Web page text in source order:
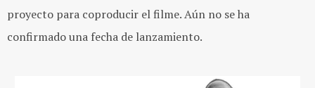
proyecto para coproducir el filme. Aún no se ha
confirmado una fecha de lanzamiento.